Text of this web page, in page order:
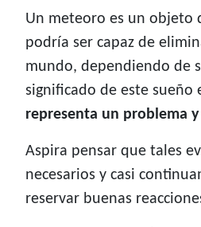
Un meteoro es un objeto
podría ser capaz de
mundo, dependiendo de
significado de este sueño
representa un problema
Aspira pensar que tales
necesarios y casi
reservar buenas